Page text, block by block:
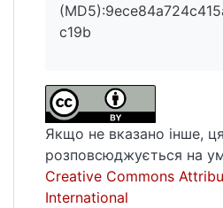
c19b
Якщо не вказано інше,
розповсюджується на
Creative Commons
International